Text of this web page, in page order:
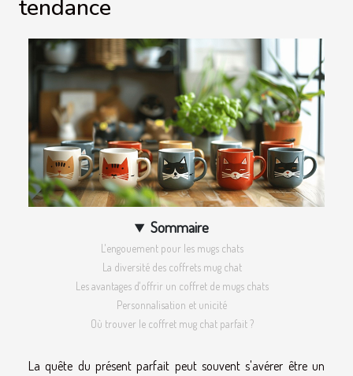
tendance
Sommaire
L'engouement pour les mugs chats
La diversité des coffrets mug chat
Les avantages d'offrir un coffret de mugs chats
Personnalisation et unicité
Où trouver le coffret mug chat parfait ?
La quête du présent parfait peut souvent s'avérer être un